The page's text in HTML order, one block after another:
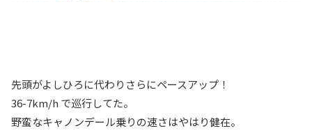
先頭がよしひろに代わりさらにペースアップ！
36-7km/h で巡行してた。
野蛮なキャノンデール乗りの速さはやはり健在。